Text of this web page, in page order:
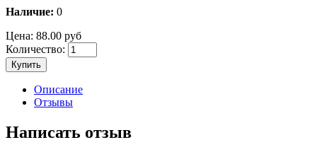
Наличие: 0
Цена: 88.00 руб
Количество:
Купить
Описание
Отзывы
Написать отзыв